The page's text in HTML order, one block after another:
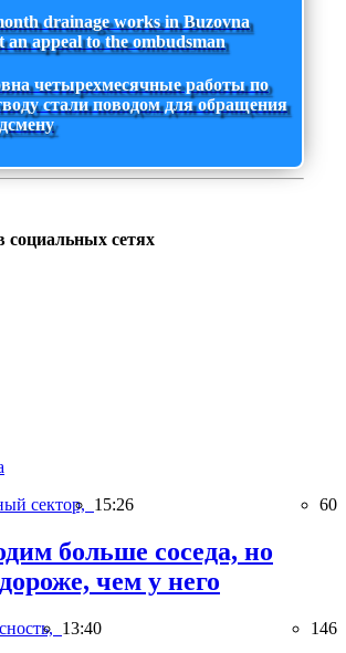
drainage works in Buzovna
an appeal to the ombudsman
четырехмесячные работы по
стали поводом для обращения
социальных сетях
сектор, 15:26 60
больше соседа, но
чем у него
13:40 146